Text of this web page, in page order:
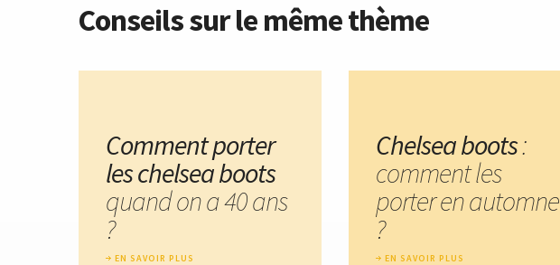
Conseils sur le même thème
Comment porter
les chelsea boots
quand on a 40 ans
?
EN SAVOIR PLUS
Chelsea boots:
comment les
porter en automne
?
EN SAVOIR PLUS